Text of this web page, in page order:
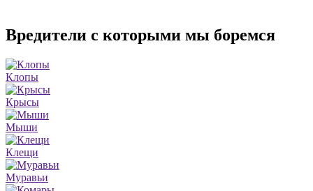
Вредители с которыми мы боремся
Клопы
Крысы
Мыши
Клещи
Муравьи